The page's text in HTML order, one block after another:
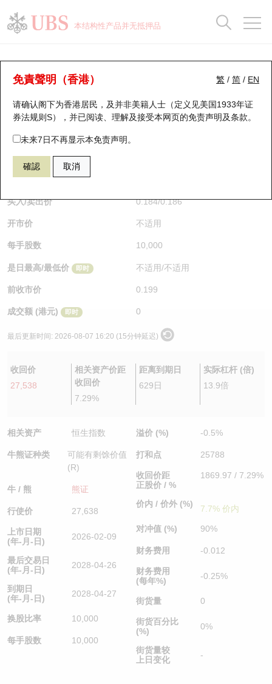
本结构性产品并无抵押品
繁 / 简 / EN
免責聲明（香港）
请确认阁下为香港居民，及并非美籍人士（定义见美国1933年证
券法规则S），并已阅读、理解及接受本网页的免责声明及条款。
未来7日不再显示本免责声明。
確認 取消
牛熊证分析仪
表现 街货统计 比较
58073 瑞银熊证 HSI 恒生指数
$0.185 0.014
买入/卖出价 0.184/0.186
开市价 不适用
每手股数 10,000
是日最高/最低价 即时 不适用/不适用
前收市价 0.199
成交额 (港元) 即时 0
最后更新时间: 2026-08-07 16:20 (15分钟延迟)
收回价
27,538
相关资产价距
收回价
7.29%
距离到期日
629日
实际杠杆 (倍)
13.9倍
相关资产 恒生指数
牛熊证种类
可能有剩馀价值
(R)
牛 / 熊 熊证
行使价 27,638
上市日期
(年-月-日)
2026-02-09
最后交易日
(年-月-日)
2028-04-26
到期日
(年-月-日)
2028-04-27
换股比率 10,000
每手股数 10,000
溢价 (%) -0.5%
打和点 25788
收回价距
正股价 / %
1869.97 / 7.29%
价内 / 价外 (%) 7.7% 价内
对冲值 (%) 90%
财务费用 -0.012
财务费用
(每年%)
-0.25%
街货量 0
街货百分比
(%)
0%
街货量较
上日变化
-
瑞银认股证一览
新发行瑞银认股证
即将到期认股证
认股证到期结算价查找
认股证分析仪
认股证速算机
认股证/牛熊证日志
认股证文件及公告
街货统计
比较
牛熊全景快搜
牛熊证搜寻
牛熊证街货分布图
正股牛熊证列表
新发行瑞银牛熊证
已收回牛熊证剩余价值
牛熊证到期结算价查找
牛熊证分析仪
牛熊证文件及公告
街货统计
比较
十大升幅/跌幅
十大认股证成交分布
十天股证占大市成交
资金流
街货统计
三十大平均引伸波幅
正股分析仪
二十大活跃股份
恒指成份股
国指成份股
科指成份股
相关资产沽空
中资ETFs溢价比较
AH 股价对照
持股比重
显示所有持股比重
每月轮证大市专题
轮证专栏
讲座及教育短片
认股证投资者教育
牛熊证投资者教育
认股证牛熊证常问问题